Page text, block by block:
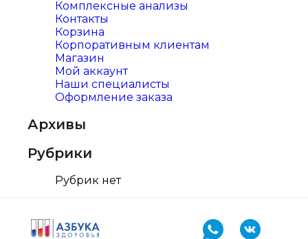
Комплексные анализы
Контакты
Корзина
Корпоративным клиентам
Магазин
Мой аккаунт
Наши специалисты
Оформление заказа
Архивы
Рубрики
Рубрик нет